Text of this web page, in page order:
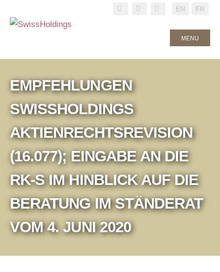
EN FR
MENU
EMPFEHLUNGEN
SWISSHOLDINGS
AKTIENRECHTSREVISION
(16.077); EINGABE AN DIE
RK-S IM HINBLICK AUF DIE
BERATUNG IM STÄNDERAT
VOM 4. JUNI 2020